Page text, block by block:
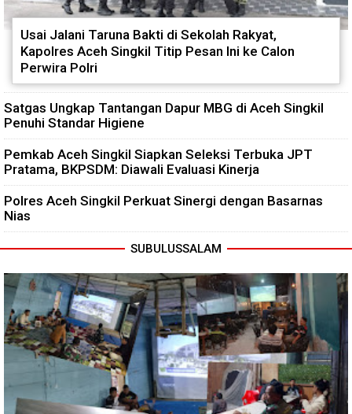
Usai Jalani Taruna Bakti di Sekolah Rakyat,
Kapolres Aceh Singkil Titip Pesan Ini ke Calon
Perwira Polri
Satgas Ungkap Tantangan Dapur MBG di Aceh Singkil
Penuhi Standar Higiene
Pemkab Aceh Singkil Siapkan Seleksi Terbuka JPT
Pratama, BKPSDM: Diawali Evaluasi Kinerja
Polres Aceh Singkil Perkuat Sinergi dengan Basarnas
Nias
SUBULUSSALAM